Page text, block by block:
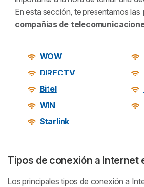
En esta sección, te presentamos las
compañías de
WOW
DIRECTV
Bitel
WIN
Starlink
Tipos de conexión a Internet
Los principales tipos de conexión a